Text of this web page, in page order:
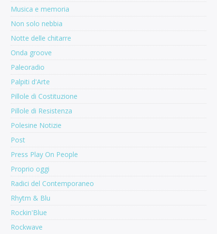
Musica e memoria
Non solo nebbia
Notte delle chitarre
Onda groove
Paleoradio
Palpiti d'Arte
Pillole di Costituzione
Pillole di Resistenza
Polesine Notizie
Post
Press Play On People
Proprio oggi
Radici del Contemporaneo
Rhytm & Blu
Rockin'Blue
Rockwave